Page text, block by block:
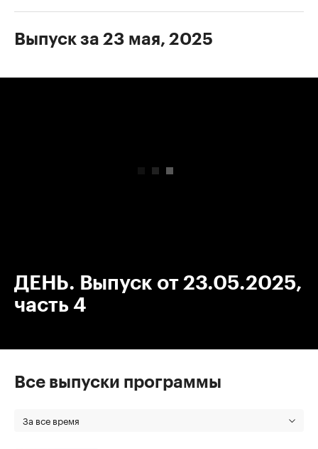
Выпуск за 23 мая, 2025
ДЕНЬ. Выпуск от 23.05.2025,
часть 4
Все выпуски программы
За все время